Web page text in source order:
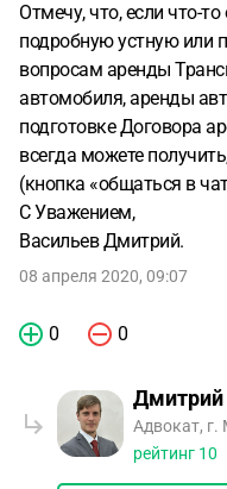
Отмечу, что, если что-
подробную устную или
вопросам аренды
автомобиля, аренды
подготовке Договора
всегда можете
(кнопка «общаться в
С Уважением,
Васильев Дмитрий.
08 апреля 2020, 09:07
0 0
Дмитрий
Адвокат, г.
рейтинг 10